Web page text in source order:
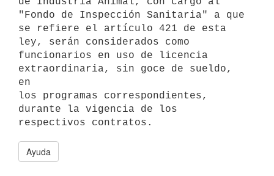
"Fondo de Inspección Sanitaria" a que
se refiere el artículo 421 de esta
ley, serán considerados como
funcionarios en uso de licencia
extraordinaria, sin goce de sueldo,
en
los programas correspondientes,
durante la vigencia de los
Ayuda